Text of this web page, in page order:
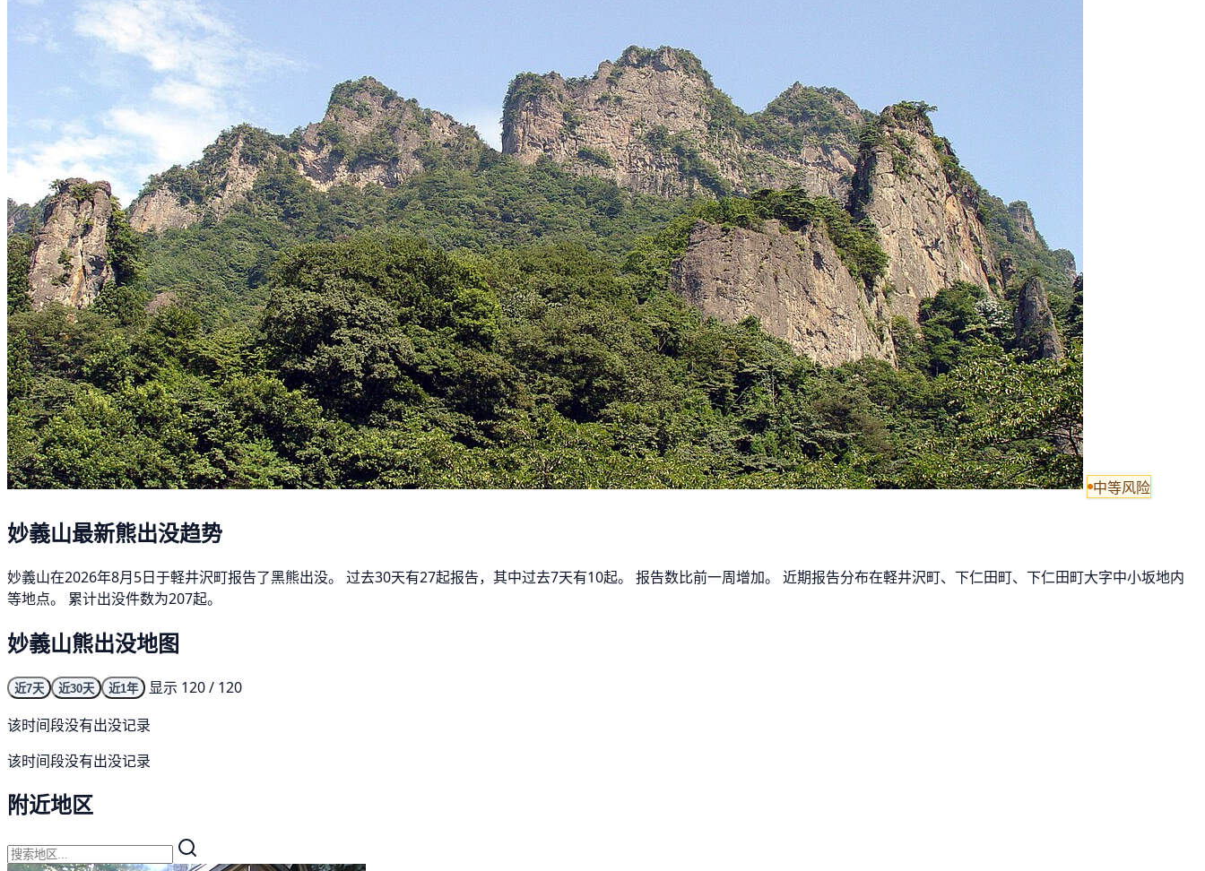
中等风险
妙義山最新熊出没趋势
妙義山在2026年8月5日于軽井沢町报告了黑熊出没。 过去30天有27起报告，其中过去7天有10起。 报告数比前一周增加。 近期报告分布在軽井沢町、下仁田町、下仁田町大字中小坂地内
等地点。 累计出没件数为207起。
妙義山熊出没地图
近7天 近30天 近1年
显示 120 / 120
该时间段没有出没记录
该时间段没有出没记录
附近地区